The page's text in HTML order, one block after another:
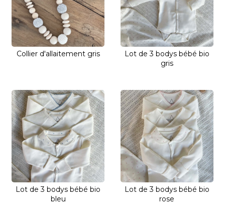
Collier d'allaitement gris
Lot de 3 bodys bébé bio
gris
Lot de 3 bodys bébé bio
bleu
Lot de 3 bodys bébé bio
rose